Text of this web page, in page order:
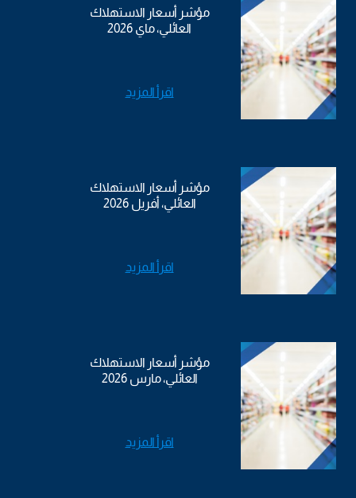
مؤشر أسعار الاستهلاك
العائلي، ماي 2026
اقرأ المزيد
مؤشر أسعار الاستهلاك
العائلي، أفريل 2026
اقرأ المزيد
مؤشر أسعار الاستهلاك
العائلي، مارس 2026
اقرأ المزيد